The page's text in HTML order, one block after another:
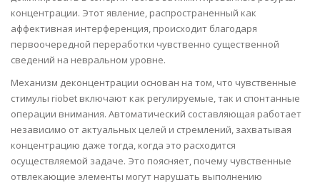
концентрации. Этот явление, распространенный как
аффективная интерференция, происходит благодаря
первоочередной переработки чувственно существенной
сведений на невральном уровне.
Механизм деконцентрации основан на том, что чувственные
стимулы riobet включают как регулируемые, так и спонтанные
операции внимания. Автоматический составляющая работает
независимо от актуальных целей и стремлений, захватывая
концентрацию даже тогда, когда это расходится
осуществляемой задаче. Это поясняет, почему чувственные
отвлекающие элементы могут нарушать выполнению